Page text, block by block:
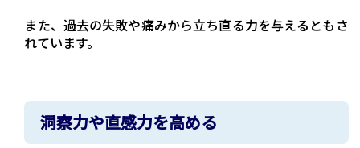
また、過去の失敗や痛みから立ち直る力を与えるともさ
れています。
洞察力や直感力を高める